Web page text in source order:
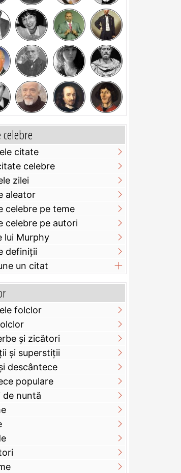
celebre
citate
celebre
zilei
aleator
celebre pe teme
celebre pe autori
lui Murphy
definiţii
un citat
folclor
și zicători
și superstiții
descântece
populare
de nuntă